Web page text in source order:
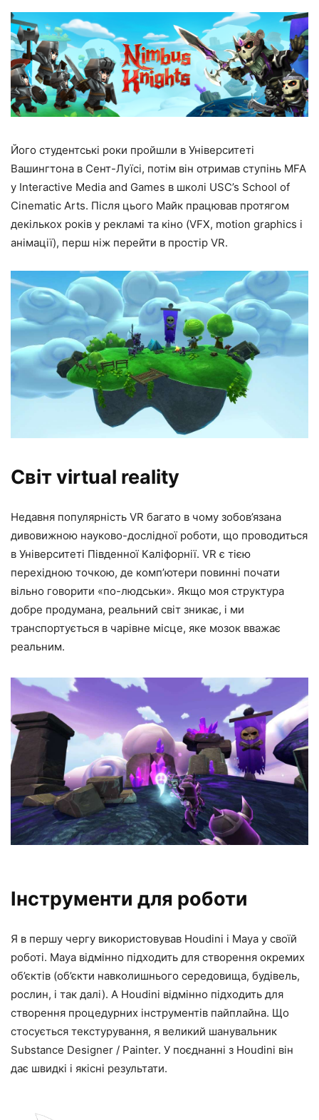
Його студентські роки пройшли в Університеті
Вашингтона в Сент-Луїсі, потім він отримав ступінь MFA
у Interactive Media and Games в школі USC’s School of
Cinematic Arts. Після цього Майк працював протягом
декількох років у рекламі та кіно (VFX, motion graphics і
анімації), перш ніж перейти в простір VR.
Світ virtual reality
Недавня популярність VR багато в чому зобов’язана
дивовижною науково-дослідної роботи, що проводиться
в Університеті Південної Каліфорнії. VR є тією
перехідною точкою, де комп’ютери повинні почати
вільно говорити «по-людськи». Якщо моя структура
добре продумана, реальний світ зникає, і ми
транспортується в чарівне місце, яке мозок вважає
реальним.
Інструменти для роботи
Я в першу чергу використовував Houdini і Maya у своїй
роботі. Maya відмінно підходить для створення окремих
об’єктів (об’єкти навколишнього середовища, будівель,
рослин, і так далі). А Houdini відмінно підходить для
створення процедурних інструментів пайплайна. Що
стосується текстурування, я великий шанувальник
Substance Designer / Painter. У поєднанні з Houdini він
дає швидкі і якісні результати.